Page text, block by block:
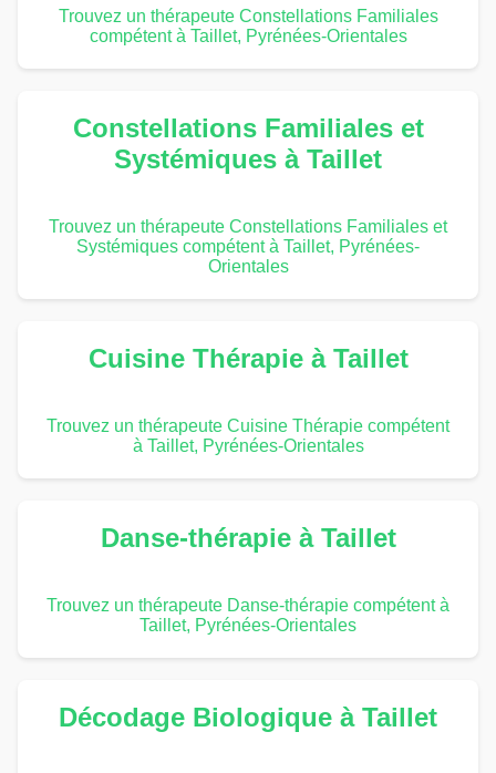
Trouvez un thérapeute Constellations Familiales
compétent à Taillet, Pyrénées-Orientales
Constellations Familiales et
Systémiques à Taillet
Trouvez un thérapeute Constellations Familiales et
Systémiques compétent à Taillet, Pyrénées-
Orientales
Cuisine Thérapie à Taillet
Trouvez un thérapeute Cuisine Thérapie compétent
à Taillet, Pyrénées-Orientales
Danse-thérapie à Taillet
Trouvez un thérapeute Danse-thérapie compétent à
Taillet, Pyrénées-Orientales
Décodage Biologique à Taillet